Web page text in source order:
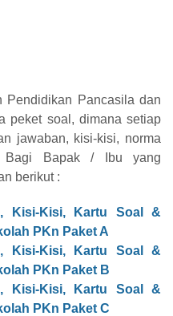
Pendidikan Pancasila dan
peket soal, dimana setiap
jawaban, kisi-kisi, norma
Bagi Bapak / Ibu yang
berikut :
Kisi-Kisi, Kartu Soal &
PKn Paket A
Kisi-Kisi, Kartu Soal &
PKn Paket B
Kisi-Kisi, Kartu Soal &
PKn Paket C